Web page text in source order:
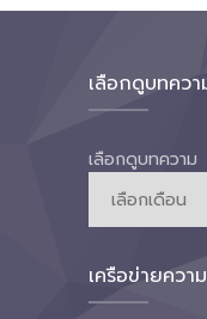
เลือกดูบทควา
เลือกดูบทความ
เครือข่ายควา